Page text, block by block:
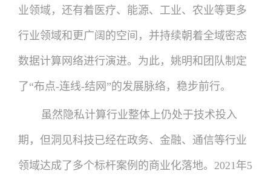
业领域，还有着医疗、能源、工业、农业等更多
行业领域和更广阔的空间，并持续朝着全域密态
数据计算网络进行演进。为此，姚明和团队制定
了“布点-连线-结网”的发展脉络，稳步前行。
虽然隐私计算行业整体上仍处于技术投入
期，但洞见科技已经在政务、金融、通信等行业
领域达成了多个标杆案例的商业化落地。2021年5